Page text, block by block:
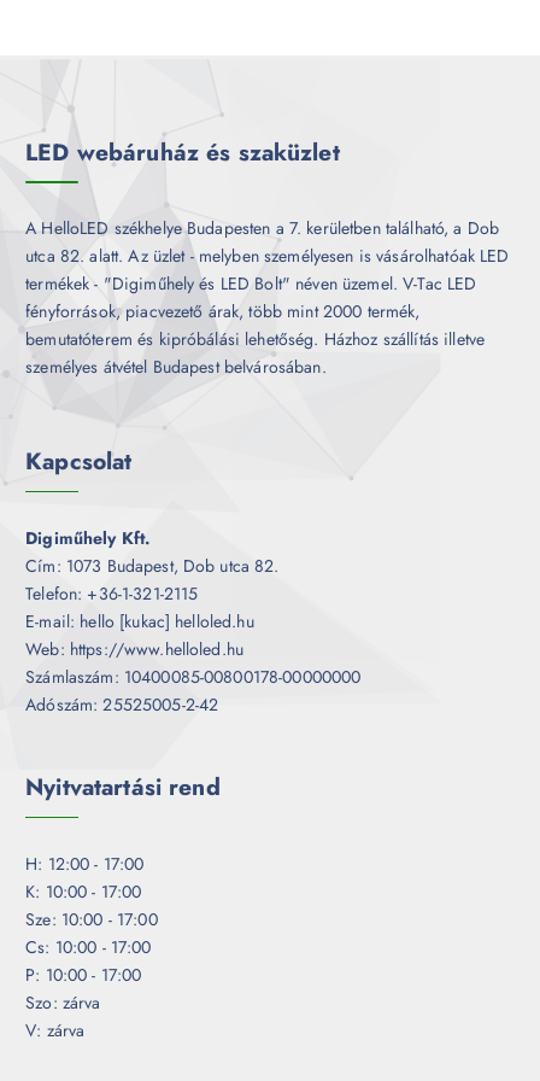
LED webáruház és szaküzlet
A HelloLED székhelye Budapesten a 7. kerületben található, a Dob
utca 82. alatt. Az üzlet - melyben személyesen is vásárolhatóak LED
termékek - "Digiműhely és LED Bolt" néven üzemel. V-Tac LED
fényforrások, piacvezető árak, több mint 2000 termék,
bemutatóterem és kipróbálási lehetőség. Házhoz szállítás illetve
személyes átvétel Budapest belvárosában.
Kapcsolat
Digiműhely Kft.
Cím: 1073 Budapest, Dob utca 82.
Telefon: +36-1-321-2115
E-mail: hello [kukac] helloled.hu
Web: https://www.helloled.hu
Számlaszám: 10400085-00800178-00000000
Adószám: 25525005-2-42
Nyitvatartási rend
H: 12:00 - 17:00
K: 10:00 - 17:00
Sze: 10:00 - 17:00
Cs: 10:00 - 17:00
P: 10:00 - 17:00
Szo: zárva
V: zárva